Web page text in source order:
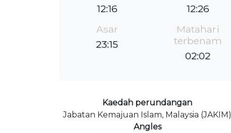
12:16
12:26
Asar
23:15
Matahari
terbenam
02:02
Kaedah perundangan
Jabatan Kemajuan Islam, Malaysia (JAKIM)
Angles